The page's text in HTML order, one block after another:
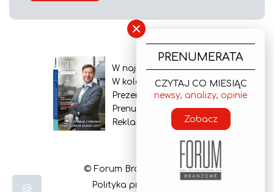
W najnowszym wydaniu
W kolejnym numerze
Prezentacja gazety
Prenumerata
Reklama
© Forum Branżowe 2026
Polityka prywatności
×
PRENUMERATA
CZYTAJ CO MIESIĄC
newsy, analizy, opinie
Zobacz
🍪